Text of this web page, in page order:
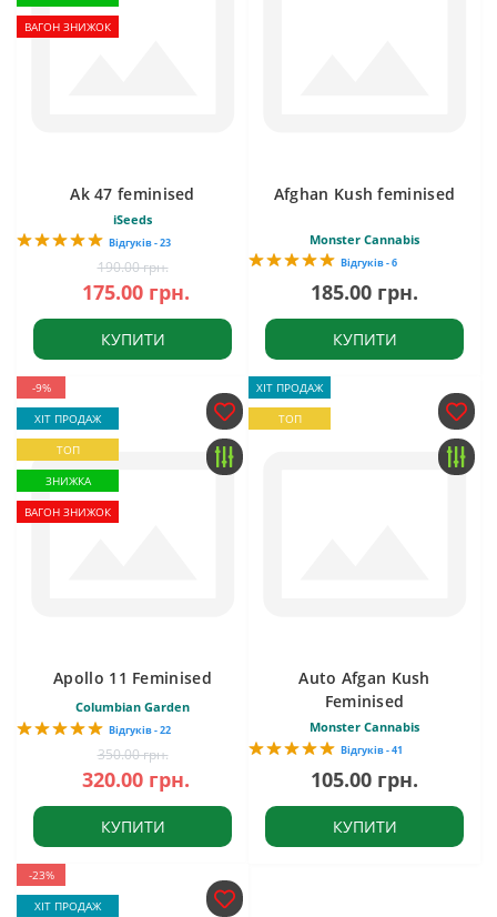
ВАГОН ЗНИЖОК
Ak 47 feminised
iSeeds
Відгуків - 23
190.00 грн.
175.00 грн.
КУПИТИ
Afghan Kush feminised
Monster Cannabis
Відгуків - 6
185.00 грн.
КУПИТИ
-9%
ХІТ ПРОДАЖ
ТОП
ЗНИЖКА
ВАГОН ЗНИЖОК
Apollo 11 Feminised
Columbian Garden
Відгуків - 22
350.00 грн.
320.00 грн.
КУПИТИ
ХІТ ПРОДАЖ
ТОП
Auto Afgan Kush
Feminised
Monster Cannabis
Відгуків - 41
105.00 грн.
КУПИТИ
-23%
ХІТ ПРОДАЖ